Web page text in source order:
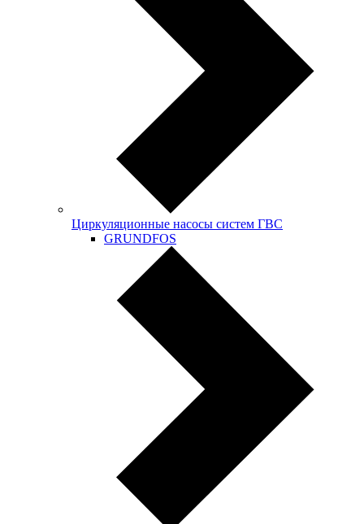
Циркуляционные насосы систем ГВС
GRUNDFOS